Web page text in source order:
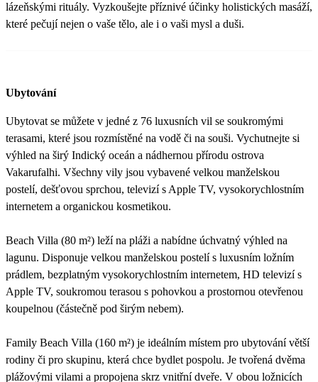
lázeňskými rituály. Vyzkoušejte příznivé účinky holistických masáží,
které pečují nejen o vaše tělo, ale i o vaši mysl a duši.
Ubytování
Ubytovat se můžete v jedné z 76 luxusních vil se soukromými
terasami, které jsou rozmístěné na vodě či na souši. Vychutnejte si
výhled na širý Indický oceán a nádhernou přírodu ostrova
Vakarufalhi. Všechny vily jsou vybavené velkou manželskou
postelí, dešťovou sprchou, televizí s Apple TV, vysokorychlostním
internetem a organickou kosmetikou.
Beach Villa (80 m²) leží na pláži a nabídne úchvatný výhled na
lagunu. Disponuje velkou manželskou postelí s luxusním ložním
prádlem, bezplatným vysokorychlostním internetem, HD televizí s
Apple TV, soukromou terasou s pohovkou a prostornou otevřenou
koupelnou (částečně pod širým nebem).
Family Beach Villa (160 m²) je ideálním místem pro ubytování větší
rodiny či pro skupinu, která chce bydlet pospolu. Je tvořená dvěma
plážovými vilami a propojena skrz vnitřní dveře. V obou ložnicích